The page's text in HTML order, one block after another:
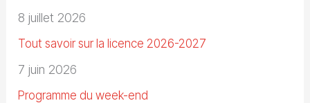
8 juillet 2026
Tout savoir sur la licence 2026-2027
7 juin 2026
Programme du week-end